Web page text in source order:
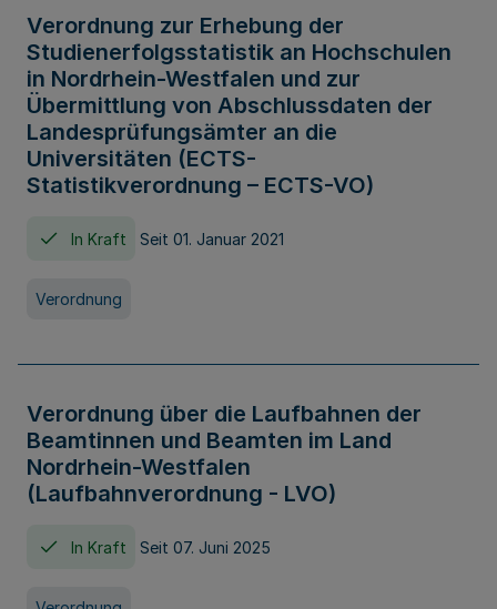
Verordnung zur Erhebung der
Studienerfolgsstatistik an Hochschulen
in Nordrhein-Westfalen und zur
Übermittlung von Abschlussdaten der
Landesprüfungsämter an die
Universitäten (ECTS-
Statistikverordnung – ECTS-VO)
In Kraft Seit 01. Januar 2021
Verordnung
Verordnung über die Laufbahnen der
Beamtinnen und Beamten im Land
Nordrhein-Westfalen
(Laufbahnverordnung - LVO)
In Kraft Seit 07. Juni 2025